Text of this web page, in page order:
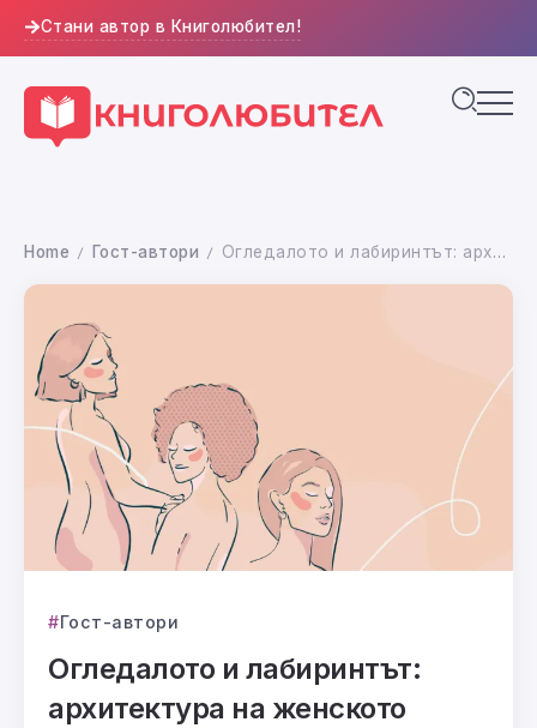
Стани автор в Книголюбител!
Home / Гост-автори / Огледалото и лабиринтът: архитектура на женското приятелство в литературата
Гост-автори
Огледалото и лабиринтът:
архитектура на женското